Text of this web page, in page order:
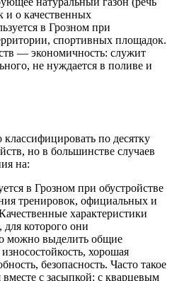
и о качественных
в Грозном при
спортивных площадок.
— экономичность: служит
не нуждается в поливе и
по десятку
но в большинстве случаев
на:
в Грозном при обустройстве
тренировок, официальных и
характеристики
для которого они
можно выделить общие
хорошая
безопасность. Часто такое
с засыпкой: с кварцевым